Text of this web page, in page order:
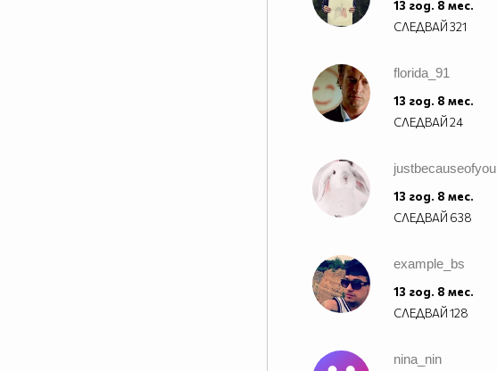
13 год. 8 мес.
СЛЕДВАЙ321
florida_91
13 год. 8 мес.
СЛЕДВАЙ24
justbecauseofyou
13 год. 8 мес.
СЛЕДВАЙ 638
example_bs
13 год. 8 мес.
СЛЕДВАЙ128
nina_nin